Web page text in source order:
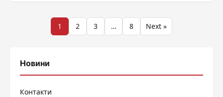
Разделяне
публикациите
1 2 3 … 8 Next »
Новини
Контакти